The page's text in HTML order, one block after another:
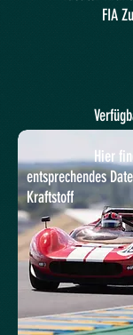
FIA
Verfügbar
Hier finden
entsprechendes
Kraftstoff